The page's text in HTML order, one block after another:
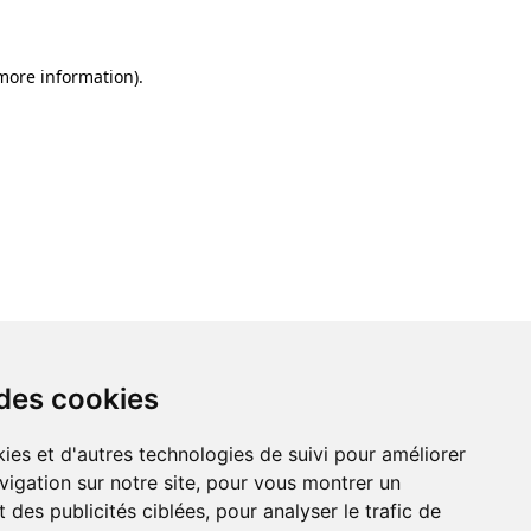
cookies
et d'autres technologies de suivi pour améliorer
sur notre site, pour vous montrer un
des publicités ciblées, pour analyser le trafic de
information).